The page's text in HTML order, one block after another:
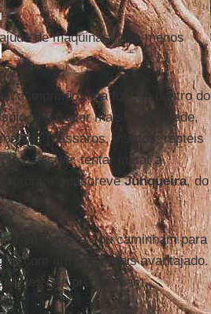
de máquinas. Nas menos
cumprindo uma função dentro do
até trazer mais diversidade,
(pássaros, insetos, répteis
básico é: tentar imitar a
própria", descreveJunqueira, do
floresta - ou caminham para
com um porte mais avantajado.
que predominam.